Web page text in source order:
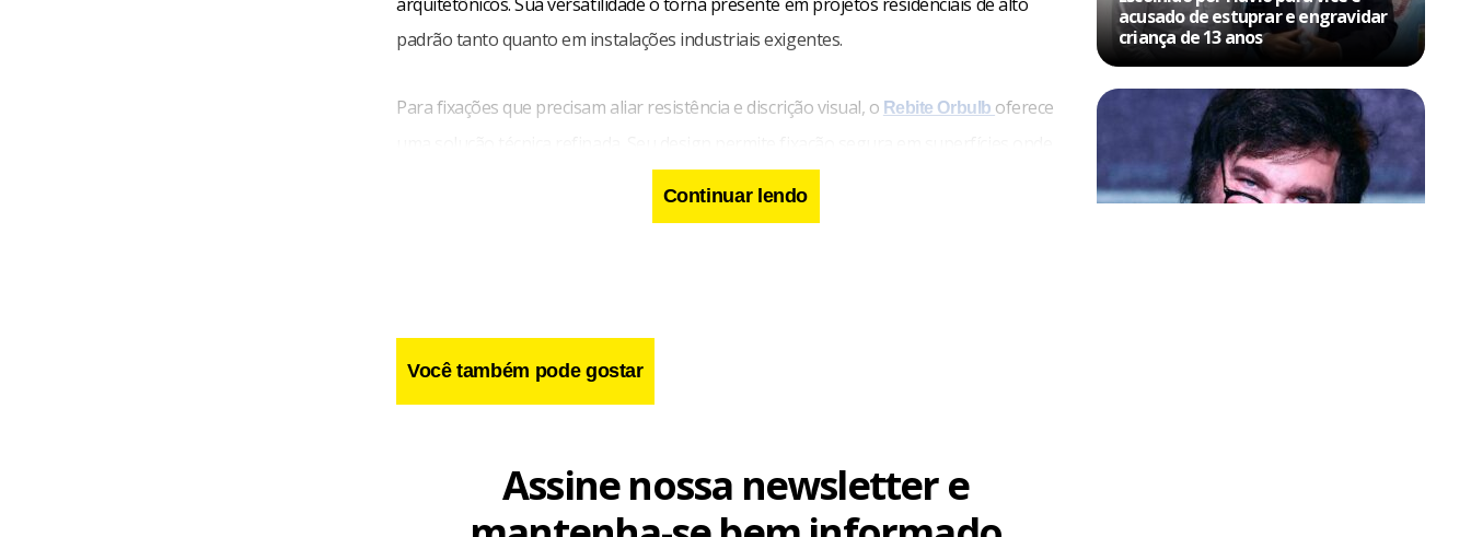
padrão tanto quanto em instalações industriais exigentes.
Para fixações que precisam aliar resistência e discrição visual, o Rebite Orbulb oferece
parafusos convencionais comprometeriam a estética do conjunto, tornando-o uma
Continuar lendo
Você também pode gostar
acusado de estuprar e engravidar
criança de 13 anos
Assine nossa newsletter e